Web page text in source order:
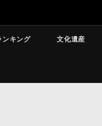
ンキング 文化遺産